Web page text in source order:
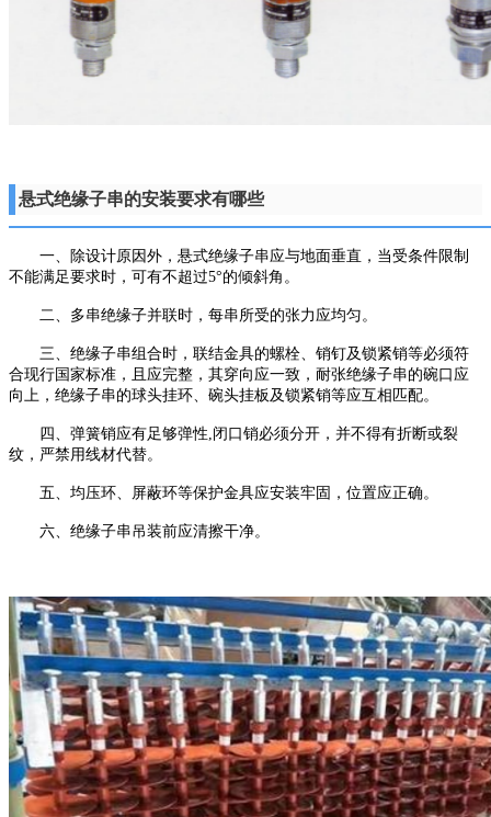
悬式绝缘子串的安装要求有哪些
一、除设计原因外，悬式绝缘子串应与地面垂直，当受条件限制
不能满足要求时，可有不超过5°的倾斜角。
二、多串绝缘子并联时，每串所受的张力应均匀。
三、绝缘子串组合时，联结金具的螺栓、销钉及锁紧销等必须符
合现行国家标准，且应完整，其穿向应一致，耐张绝缘子串的碗口应
向上，绝缘子串的球头挂环、碗头挂板及锁紧销等应互相匹配。
四、弹簧销应有足够弹性,闭口销必须分开，并不得有折断或裂
纹，严禁用线材代替。
五、均压环、屏蔽环等保护金具应安装牢固，位置应正确。
六、绝缘子串吊装前应清擦干净。